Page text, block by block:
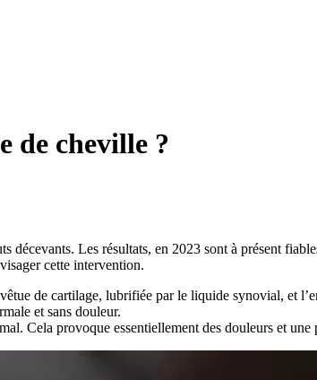
de cheville ?
décevants. Les résultats, en 2023 sont à présent
cette intervention.
de cartilage, lubrifiée par le liquide synovial, et
et sans douleur.
Cela provoque essentiellement des douleurs et une